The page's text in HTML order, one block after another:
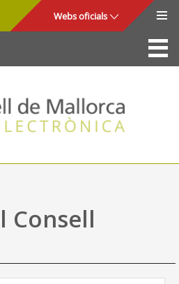
Webs oficials
La Seu
Consell de Mallorca
Accés i seguretat
Utilitats
Ajuda
Consell